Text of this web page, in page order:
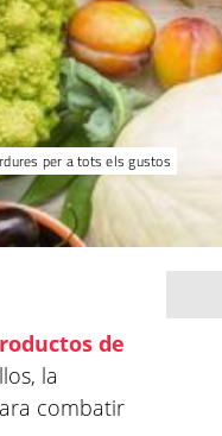
per a tots els gustos
de
la
combatir